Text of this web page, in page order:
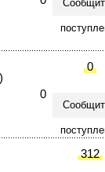
0
0
312